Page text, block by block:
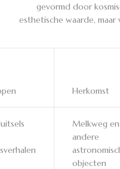
gevormd door
esthetische waarde,
Herkomst
Melkweg en
andere
objecten